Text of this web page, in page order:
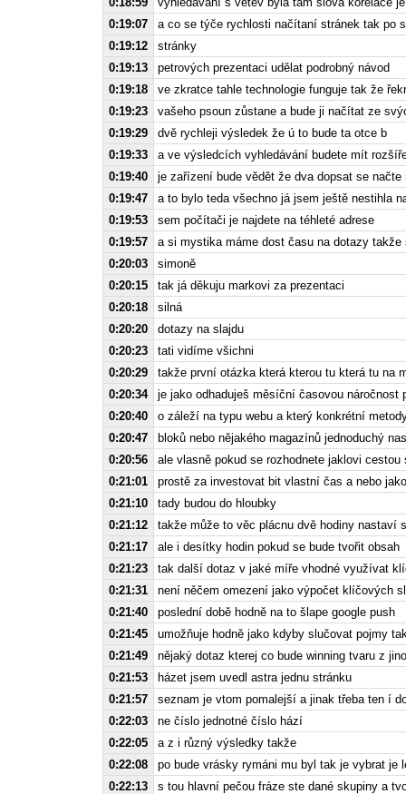
0:19:07
a co se týče rychlosti načítaní stránek tak po
0:19:12
stránky
0:19:13
petrových prezentaci udělat podrobný návod
0:19:18
ve zkratce tahle technologie funguje tak že
0:19:23
vašeho psoun zůstane a bude ji načítat ze
0:19:29
dvě rychleji výsledek že ú to bude ta otce b
0:19:33
a ve výsledcích vyhledávání budete mít
0:19:40
je zařízení bude vědět že dva dopsat se
0:19:47
a to bylo teda všechno já jsem ještě nestihla
0:19:53
sem počítači je najdete na téhleté adrese
0:19:57
a si mystika máme dost času na dotazy
0:20:03
simoně
0:20:15
tak já děkuju markovi za prezentaci
0:20:18
silná
0:20:20
dotazy na slajdu
0:20:23
tati vidíme všichni
0:20:29
takže první otázka která kterou tu která tu na
0:20:34
je jako odhaduješ měsíční časovou náročnost
0:20:40
o záleží na typu webu a který konkrétní
0:20:47
bloků nebo nějakého magazínů jednoduchý
0:20:56
ale vlasně pokud se rozhodnete jaklovi
0:21:01
prostě za investovat bit vlastní čas a nebo
0:21:10
tady budou do hloubky
0:21:12
takže může to věc plácnu dvě hodiny nastaví
0:21:17
ale i desítky hodin pokud se bude tvořit obsah
0:21:23
tak další dotaz v jaké míře vhodné využívat
0:21:31
není něčem omezení jako výpočet klíčových
0:21:40
poslední době hodně na to šlape google push
0:21:45
umožňuje hodně jako kdyby slučovat pojmy
0:21:49
nějaký dotaz kterej co bude winning tvaru z
0:21:53
házet jsem uvedl astra jednu stránku
0:21:57
seznam je vtom pomalejší a jinak třeba ten í
0:22:03
ne číslo jednotné číslo hází
0:22:05
a z i různý výsledky takže
0:22:08
po bude vrásky rymáni mu byl tak je vybrat je
0:22:13
s tou hlavní pečou fráze ste dané skupiny a